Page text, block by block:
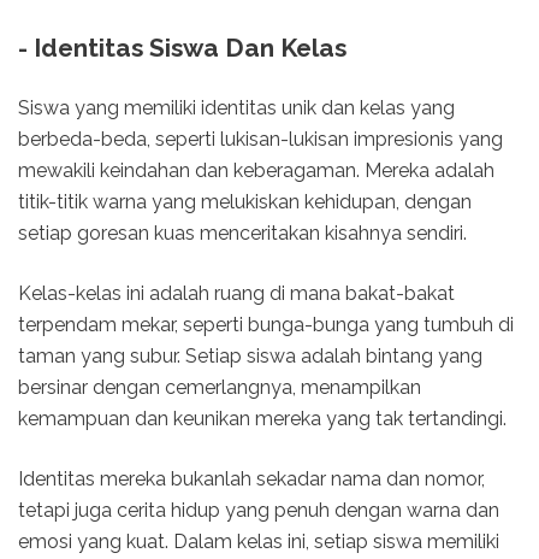
- Identitas Siswa Dan Kelas
Siswa yang memiliki identitas unik dan kelas yang
berbeda-beda, seperti lukisan-lukisan impresionis yang
mewakili keindahan dan keberagaman. Mereka adalah
titik-titik warna yang melukiskan kehidupan, dengan
setiap goresan kuas menceritakan kisahnya sendiri.
Kelas-kelas ini adalah ruang di mana bakat-bakat
terpendam mekar, seperti bunga-bunga yang tumbuh di
taman yang subur. Setiap siswa adalah bintang yang
bersinar dengan cemerlangnya, menampilkan
kemampuan dan keunikan mereka yang tak tertandingi.
Identitas mereka bukanlah sekadar nama dan nomor,
tetapi juga cerita hidup yang penuh dengan warna dan
emosi yang kuat. Dalam kelas ini, setiap siswa memiliki